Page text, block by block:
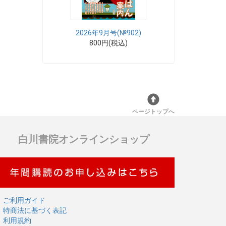
2026年9月号(№902)
800円(税込)
ページトップへ
白川書院オンラインショップ
ご利用ガイド
特商法に基づく表記
利用規約